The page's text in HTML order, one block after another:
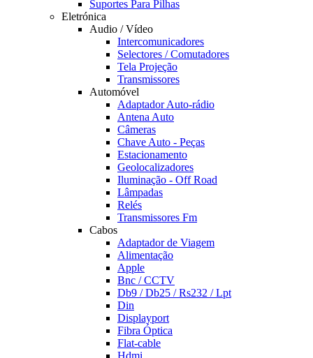
Suportes Para Pilhas
Eletrónica
Audio / Vídeo
Intercomunicadores
Selectores / Comutadores
Tela Projeção
Transmissores
Automóvel
Adaptador Auto-rádio
Antena Auto
Câmeras
Chave Auto - Peças
Estacionamento
Geolocalizadores
Iluminação - Off Road
Lâmpadas
Relés
Transmissores Fm
Cabos
Adaptador de Viagem
Alimentação
Apple
Bnc / CCTV
Db9 / Db25 / Rs232 / Lpt
Din
Displayport
Fibra Óptica
Flat-cable
Hdmi